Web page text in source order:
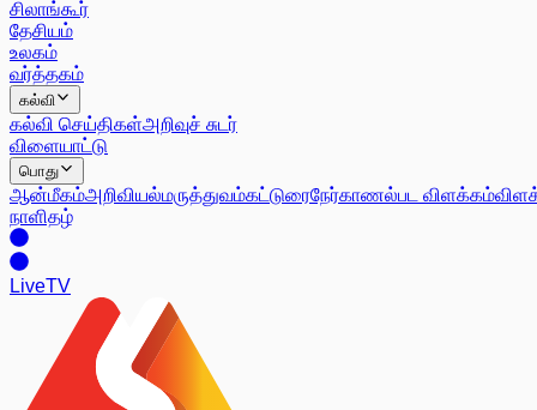
சிலாங்கூர்
தேசியம்
உலகம்
வர்த்தகம்
கல்வி
கல்வி செய்திகள்அறிவுச் சுடர்
விளையாட்டு
பொது
ஆன்மீகம்அறிவியல்மருத்துவம்கட்டுரைநேர்காணல்பட விளக்கம்
நாளிதழ்
LiveTV